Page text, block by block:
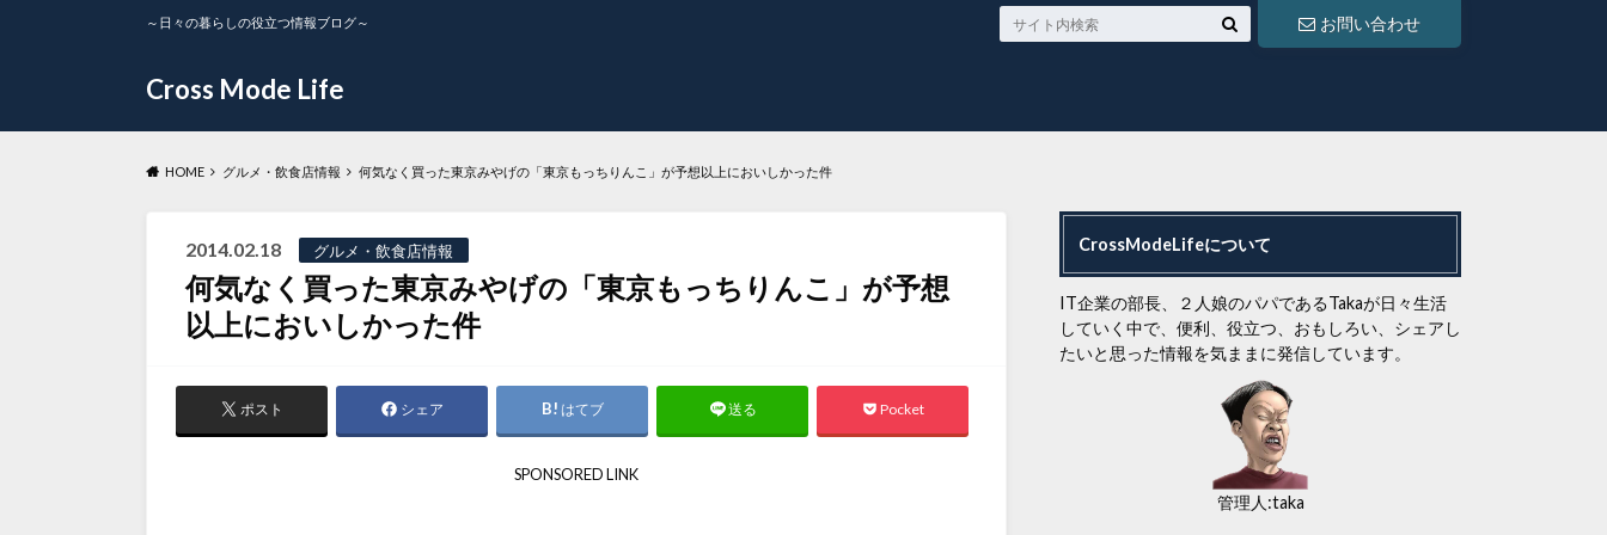
Cross Mode Life
～日々の暮らしの役立つ情報ブログ～ お問い合わせ
HOME グルメ・飲食店情報 何気なく買った東京みやげの「東京もっちりんこ」が予想以上においしかった件
2014.02.18 グルメ・飲食店情報
何気なく買った東京みやげの「東京もっちりんこ」が予想
以上においしかった件
ポスト シェア はてブ 送る Pocket
SPONSORED LINK
CrossModeLifeについて
IT企業の部長、２人娘のパパであるTakaが日々生活
していく中で、便利、役立つ、おもしろい、シェアし
たいと思った情報を気ままに発信しています。
管理人:taka